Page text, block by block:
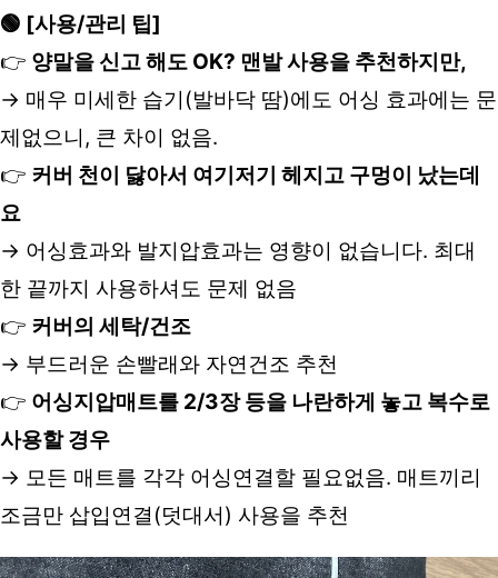
🟢 [사용/관리 팁]
👉 양말을 신고 해도 OK? 맨발 사용을 추천하지만,
→ 매우 미세한 습기(발바닥 땀)에도 어싱 효과에는 문
제없으니, 큰 차이 없음.
👉 커버 천이 닳아서 여기저기 헤지고 구멍이 났는데
요
→ 어싱효과와 발지압효과는 영향이 없습니다. 최대
한 끝까지 사용하셔도 문제 없음
👉 커버의 세탁/건조
→ 부드러운 손빨래와 자연건조 추천
👉 어싱지압매트를 2/3장 등을 나란하게 놓고 복수로
사용할 경우
→ 모든 매트를 각각 어싱연결할 필요없음. 매트끼리
조금만 삽입연결(덧대서) 사용을 추천